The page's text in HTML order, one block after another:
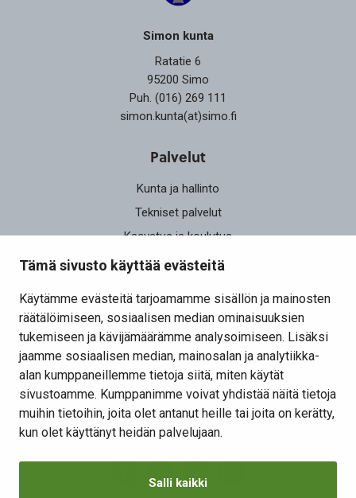
Tämä sivusto käyttää evästeitä
Käytämme evästeitä tarjoamamme sisällön ja mainosten
räätälöimiseen, sosiaalisen median ominaisuuksien
tukemiseen ja kävijämäärämme analysoimiseen. Lisäksi
jaamme sosiaalisen median, mainosalan ja analytiikka-
alan kumppaneillemme tietoja siitä, miten käytät
sivustoamme. Kumppanimme voivat yhdistää näitä tietoja
muihin tietoihin, joita olet antanut heille tai joita on kerätty,
kun olet käyttänyt heidän palvelujaan.
Salli kaikki
Simon kunta
Ratatie 6
95200 Simo
Puh. (016) 269 111
simon.kunta(at)simo.fi
Palvelut
Kunta ja hallinto
Tekniset palvelut
Kasvatus ja koulutus
Elinvoima
Osallistu ja vaikuta
Kansalaisaloite
Lomakkeet
Tietosuojaseloste